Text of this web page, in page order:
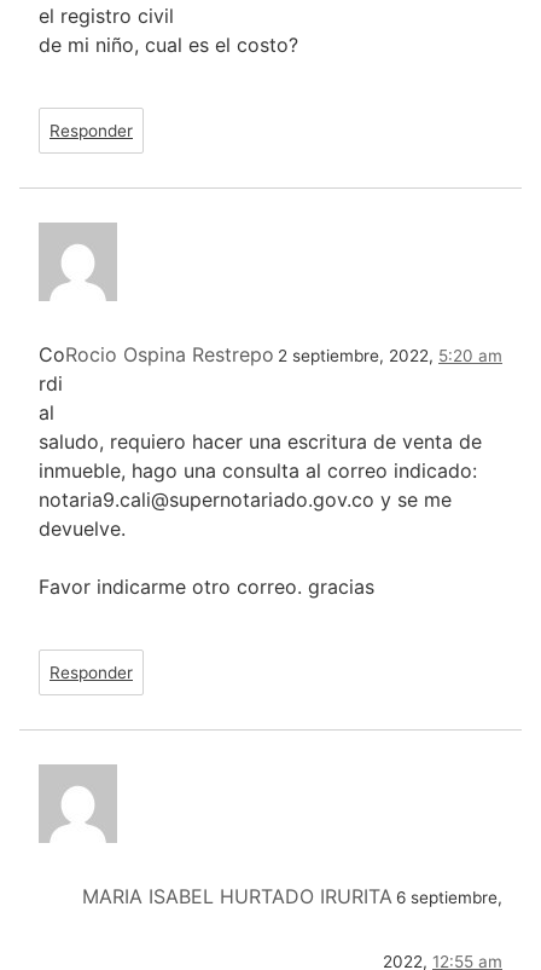
el registro civil
de mi niño, cual es el costo?
Responder
Rocio Ospina Restrepo 2 septiembre, 2022, 5:20 am
Co
rdi
al
saludo, requiero hacer una escritura de venta de
inmueble, hago una consulta al correo indicado:
notaria9.cali@supernotariado.gov.co y se me
devuelve.
Favor indicarme otro correo. gracias
Responder
MARIA ISABEL HURTADO IRURITA 6 septiembre,
2022, 12:55 am